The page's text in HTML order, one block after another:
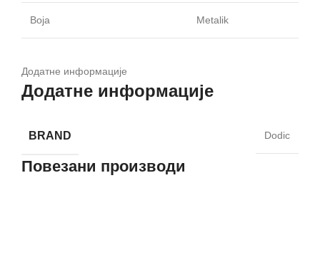
Boja Metalik
Додатне информације
Додатне информације
BRAND Dodic
Повезани производи